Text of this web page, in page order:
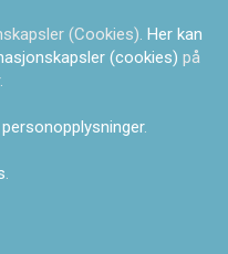
(Cookies). Her kan
(cookies) på
personopplysninger.
.